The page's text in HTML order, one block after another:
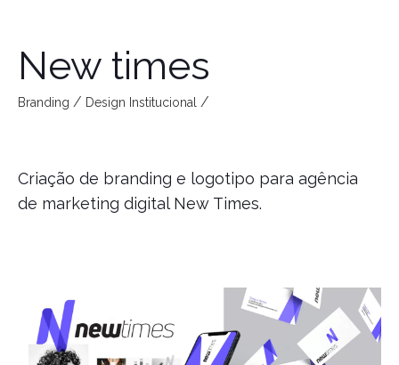
New times
Branding Design Institucional
Criação de branding e logotipo para agência
de marketing digital New Times.